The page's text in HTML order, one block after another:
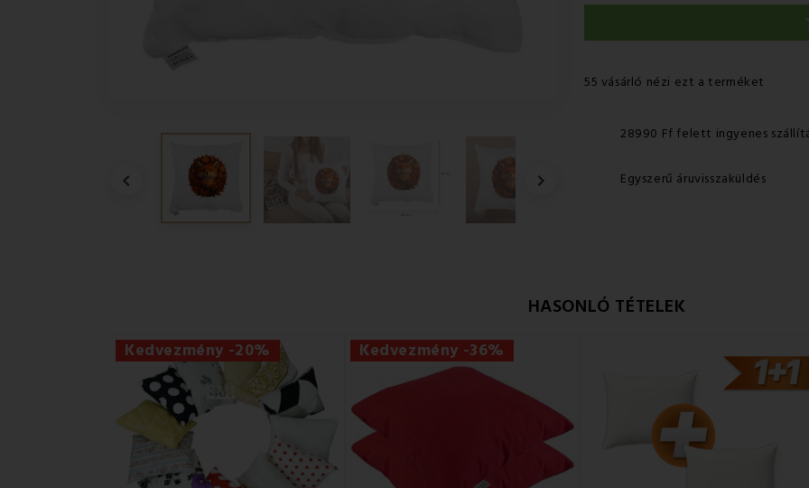
 
55 vásárló nézi ezt a terméket
28990 Ff felett ingyenes
Egyszerű áruvisszaküldés
HASONLÓ TÉTELEK
Kedvezmény -20% Kedvezmény -36%